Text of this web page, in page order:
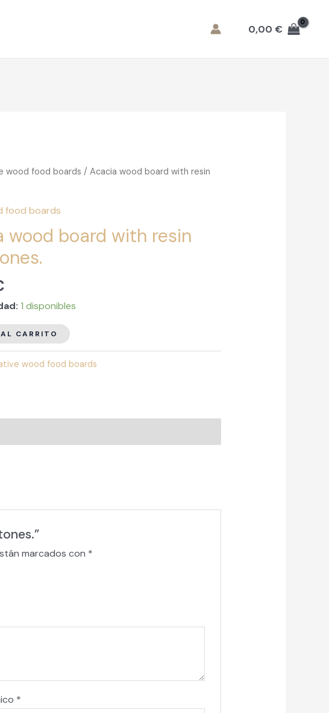
0,00 €
wood food boards / Acacia wood board with resin
food boards
wood board with resin
1 disponibles
CARRITO
wood food boards
marcados con *
*